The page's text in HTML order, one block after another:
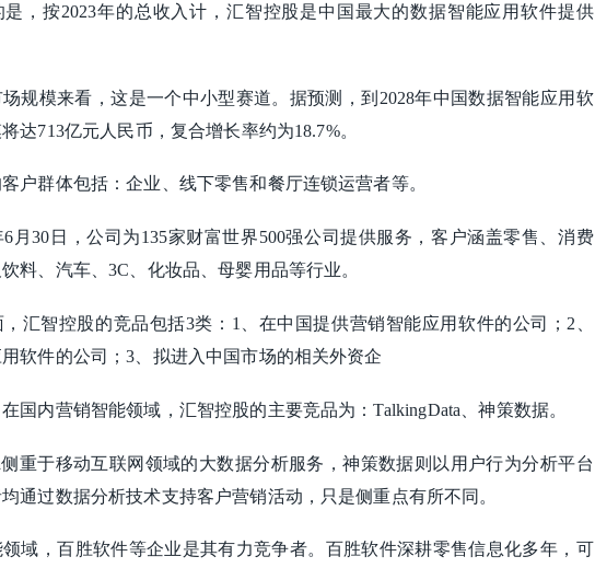
是，按2023年的总收入计，汇智控股是中国最大的数据智能应用软件提供
规模来看，这是一个中小型赛道。据预测，到2028年中国数据智能应用软
达713亿元人民币，复合增长率约为18.7%。
户群体包括：企业、线下零售和餐厅连锁运营者等。
6月30日，公司为135家财富世界500强公司提供服务，客户涵盖零售、消费
料、汽车、3C、化妆品、母婴用品等行业。
汇智控股的竞品包括3类：1、在中国提供营销智能应用软件的公司；2、
软件的公司；3、拟进入中国市场的相关外资企
国内营销智能领域，汇智控股的主要竞品为：TalkingData、神策数据。
侧重于移动互联网领域的大数据分析服务，神策数据则以用户行为分析平台
通过数据分析技术支持客户营销活动，只是侧重点有所不同。
域，百胜软件等企业是其有力竞争者。百胜软件深耕零售信息化多年，可